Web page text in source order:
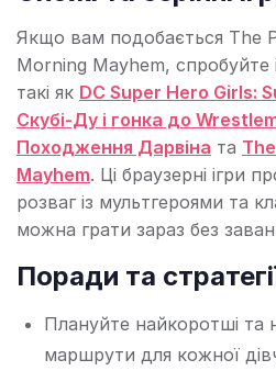
Якщо вам подобається The
Morning Mayhem, спробуйте
такі як DC Super Hero Girls:
Скубі-Ду і гонка до
Походження Дарвіна та
Mayhem. Ці браузерні ігри
розваг із мультгероями та
можна грати зараз без
Поради та
Плануйте найкоротші та
маршрути для кожної